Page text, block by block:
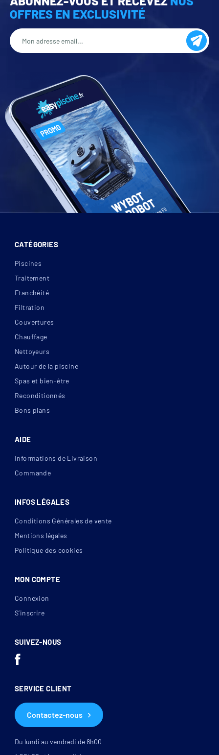
OFFRES EN EXCLUSIVITÉ
CATÉGORIES
Piscines
Traitement
Etanchéité
Filtration
Couvertures
Chauffage
Nettoyeurs
Autour de la piscine
Spas et bien-être
Reconditionnés
Bons plans
AIDE
Informations de Livraison
Commande
INFOS LÉGALES
Conditions Générales de vente
Mentions légales
Politique des cookies
MON COMPTE
Connexion
S’inscrire
SUIVEZ-NOUS
SERVICE CLIENT
Contactez-nous
Du lundi au vendredi de 8h00